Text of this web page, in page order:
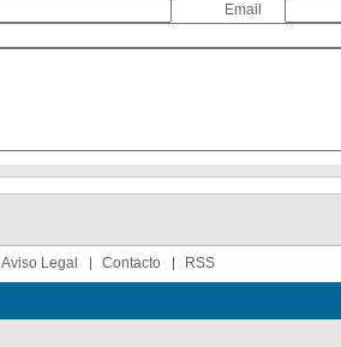
Email
Aviso Legal Contacto RSS